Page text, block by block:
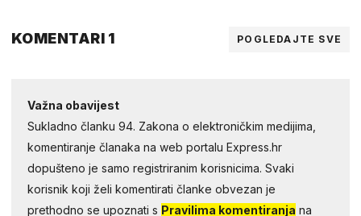
KOMENTARI 1 POGLEDAJTE SVE
Važna obavijest
Sukladno članku 94. Zakona o elektroničkim medijima,
komentiranje članaka na web portalu Express.hr
dopušteno je samo registriranim korisnicima. Svaki
korisnik koji želi komentirati članke obvezan je
prethodno se upoznati s Pravilima komentiranja na